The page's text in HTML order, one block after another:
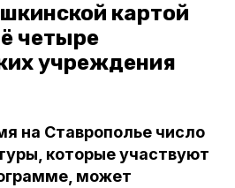
картой
четыре
учреждения
на Ставрополье число
которые участвуют
может